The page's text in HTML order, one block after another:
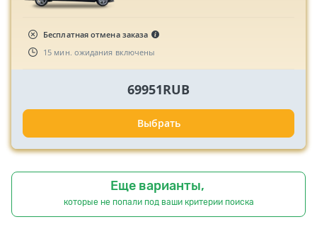
Бесплатная отмена заказа
15 мин. ожидания включены
69951RUB
Выбрать
Еще варианты,
которые не попали под ваши критерии поиска